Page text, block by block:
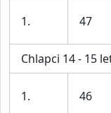
1. 47
Chlapci 14 - 15
1. 46